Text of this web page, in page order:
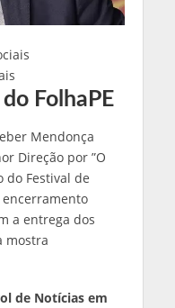
FolhaPE
Mendonça
Direção por ”O
do Festival de
encerramento
a entrega dos
mostra
de Notícias em